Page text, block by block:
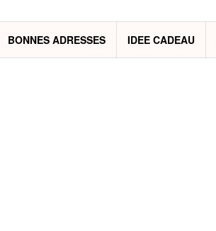
BONNES ADRESSES IDEE CADEAU